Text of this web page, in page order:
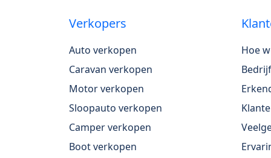
Verkopers
Auto verkopen
Caravan verkopen
Motor verkopen
Sloopauto verkopen
Camper verkopen
Boot verkopen
Hoe